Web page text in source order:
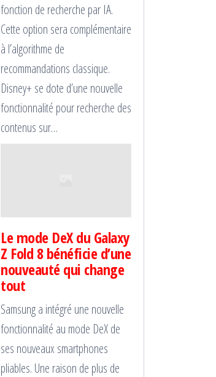
fonction de recherche par IA.
Cette option sera complémentaire
à l’algorithme de
recommandations classique.
Disney+ se dote d’une nouvelle
fonctionnalité pour recherche des
contenus sur…
Le mode DeX du Galaxy
Z Fold 8 bénéficie d’une
nouveauté qui change
tout
Samsung a intégré une nouvelle
fonctionnalité au mode DeX de
ses nouveaux smartphones
pliables. Une raison de plus de